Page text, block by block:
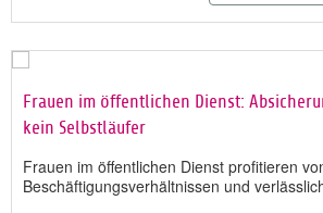
Frauen im öffentlichen Dienst:
kein Selbstläufer
Frauen im öffentlichen Dienst profitieren
Beschäftigungsverhältnissen und